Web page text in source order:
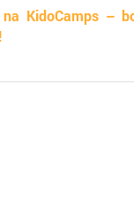
na KidoCamps –